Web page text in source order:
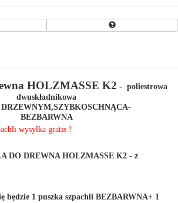
HOLZMASSE K2 - poliestrowa
dwuskładnikowa
BEZBARWNA
wysyłka gratis !
DO DREWNA HOLZMASSE K2 - z
będzie 1 puszka szpachli BEZBARWNA+ 1